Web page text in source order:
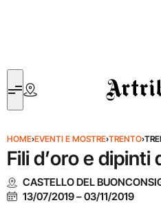
Artribune
HOME›EVENTI E MOSTRE›TRENTO›
Fili d’oro e dipinti
CASTELLO DEL
13/07/2019–03/11/2019